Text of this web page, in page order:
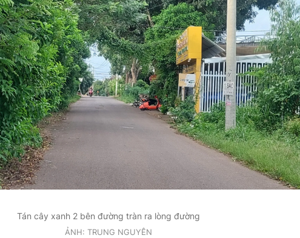
Tán cây xanh 2 bên đường tràn ra lòng đường
ẢNH: TRUNG NGUYÊN